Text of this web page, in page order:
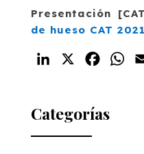
Presentación
de hueso CAT 2021
LinkedIn
Categorías